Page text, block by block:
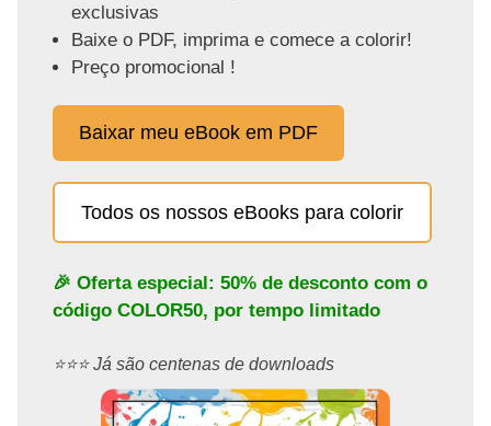
exclusivas
Baixe o PDF, imprima e comece a colorir!
Preço promocional !
Baixar meu eBook em PDF
Todos os nossos eBooks para colorir
🎉 Oferta especial: 50% de desconto com o
código COLOR50, por tempo limitado
⭐️⭐️⭐️ Já são centenas de downloads